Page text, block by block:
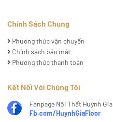
Chính Sách Chung
Phương thức vận chuyển
Chính sách bảo mật
Phương thức thanh toán
Kết Nối Với Chúng Tôi
Fanpage Nội Thất Huỳnh Gia
Fb.com/HuynhGiaFloor